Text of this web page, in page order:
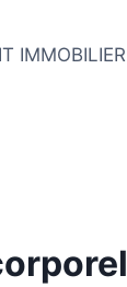
IMMOBILIER